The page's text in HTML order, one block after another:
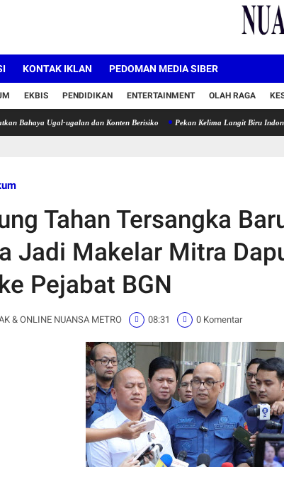
KONTAK IKLAN PEDOMAN MEDIA SIBER
EKBIS PENDIDIKAN ENTERTAINMENT OLAH RAGA
Ugal-ugalan dan Konten Berisiko Pekan Kelima Langit Biru Indonesia Asri,
Tahan Tersangka
Jadi Makelar Mitra
Pejabat BGN
& ONLINE NUANSA METRO 08:31 0 Komentar